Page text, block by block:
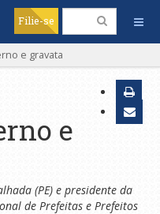
Filie-se
e gravata
e
(PE) e presidente da
de Prefeitas e Prefeitos